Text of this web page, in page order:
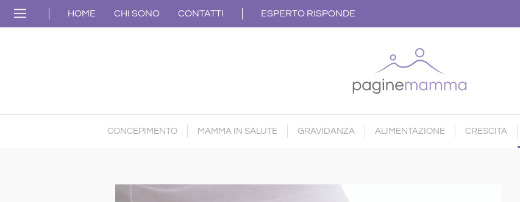
HOME CHI SONO CONTATTI ESPERTO RISPONDE
CONCEPIMENTO MAMMA IN SALUTE GRAVIDANZA ALIMENTAZIONE CRESCITA